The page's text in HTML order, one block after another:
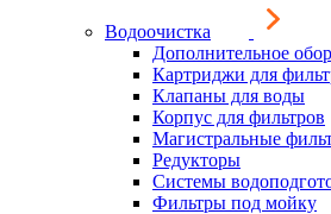
Водоочистка
Дополнительное
Картриджи для
Клапаны для воды
Корпус для фильтров
Магистральные
Редукторы
Системы
Фильтры под мойку